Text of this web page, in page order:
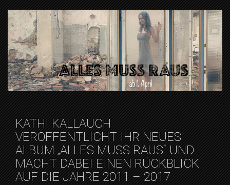
KATHI KALLAUCH
VERÖFFENTLICHT IHR NEUES
ALBUM „ALLES MUSS RAUS“ UND
MACHT DABEI EINEN RÜCKBLICK
AUF DIE JAHRE 2011 – 2017